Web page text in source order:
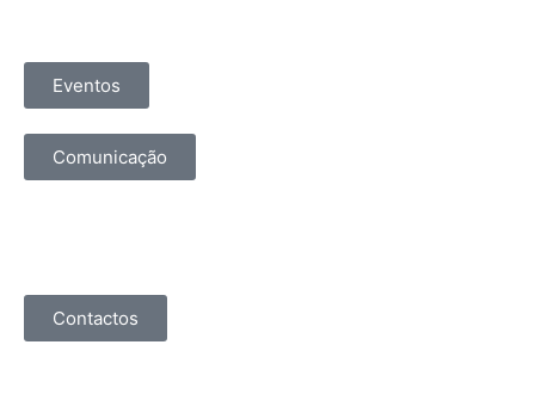
Eventos
Comunicação
Contactos